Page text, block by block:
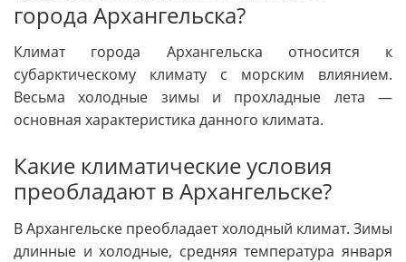
города Архангельска?
Климат города Архангельска относится к
субарктическому климату с морским влиянием.
Весьма холодные зимы и прохладные лета —
основная характеристика данного климата.
Какие климатические условия
преобладают в Архангельске?
В Архангельске преобладает холодный климат. Зимы
длинные и холодные, средняя температура января